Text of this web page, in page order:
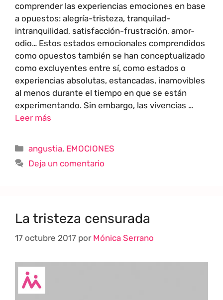
comprender las experiencias emociones en base
a opuestos: alegría-tristeza, tranquilad-
intranquilidad, satisfacción-frustración, amor-
odio… Estos estados emocionales comprendidos
como opuestos también se han conceptualizado
como excluyentes entre sí, como estados o
experiencias absolutas, estancadas, inamovibles
al menos durante el tiempo en que se están
experimentando. Sin embargo, las vivencias …
Leer más
angustia, EMOCIONES
Deja un comentario
La tristeza censurada
17 octubre 2017 por Mónica Serrano